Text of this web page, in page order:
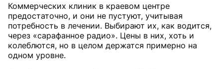
Коммерческих клиник в краевом центре
предостаточно, и они не пустуют, учитывая
потребность в лечении. Выбирают их, как водится,
через «сарафанное радио». Цены в них, хоть и
колеблются, но в целом держатся примерно на
одном уровне.